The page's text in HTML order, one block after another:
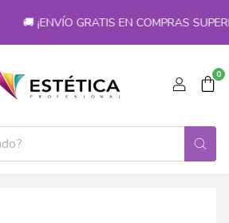
🚚 ¡ENVÍO GRATIS EN COMPRAS
0